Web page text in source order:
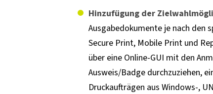
Hinzufügung der
Ausgabedokumente je nach den
Secure Print, Mobile Print und
über eine Online-GUI mit den
Ausweis/Badge durchzuziehen,
Druckaufträgen aus Windows-,